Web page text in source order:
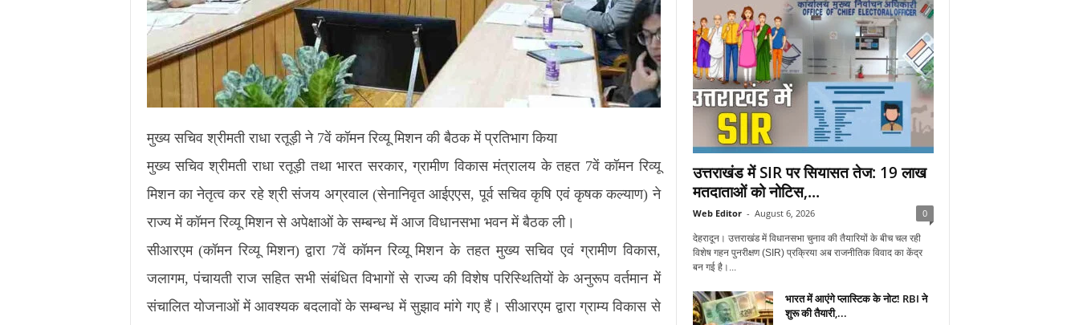
मुख्य सचिव श्रीमती राधा रतूड़ी ने 7वें कॉमन रिव्यू मिशन की बैठक में प्रतिभाग किया
मुख्य सचिव श्रीमती राधा रतूड़ी तथा भारत सरकार, ग्रामीण विकास मंत्रालय के तहत 7वें कॉमन रिव्यू
मिशन का नेतृत्व कर रहे श्री संजय अग्रवाल (सेनानिवृत आईएएस, पूर्व सचिव कृषि एवं कृषक कल्याण) ने
राज्य में कॉमन रिव्यू मिशन से अपेक्षाओं के सम्बन्ध में आज विधानसभा भवन में बैठक ली।
सीआरएम (कॉमन रिव्यू मिशन) द्वारा 7वें कॉमन रिव्यू मिशन के तहत मुख्य सचिव एवं ग्रामीण विकास,
जलागम, पंचायती राज सहित सभी संबंधित विभागों से राज्य की विशेष परिस्थितियों के अनुरूप वर्तमान में
संचालित योजनाओं में आवश्यक बदलावों के सम्बन्ध में सुझाव मांगे गए हैं। सीआरएम द्वारा ग्राम्य विकास से
उत्तराखंड में SIR पर सियासत तेज: 19 लाख
मतदाताओं को नोटिस,...
Web Editor - August 6, 2026 0
देहरादून। उत्तराखंड में विधानसभा चुनाव की तैयारियों के बीच चल रही
विशेष गहन पुनरीक्षण (SIR) प्रक्रिया अब राजनीतिक विवाद का केंद्र
बन गई है।...
भारत में आएंगे प्लास्टिक के नोट! RBI ने
शुरू की तैयारी,...